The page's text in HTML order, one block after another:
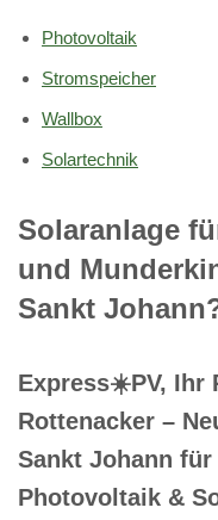
Photovoltaik
Stromspeicher
Wallbox
Solartechnik
Solaranlage
und
Sankt
Express☀️PV️, Ihr
Rottenacker –
Sankt Johann für
Photovoltaik &